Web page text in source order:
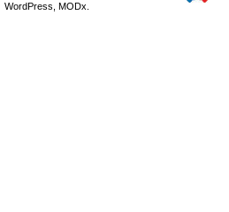
WordPress, MODx.